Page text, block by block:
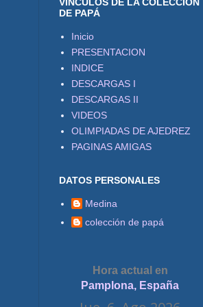
DE PAPÁ
Inicio
PRESENTACION
INDICE
DESCARGAS I
DESCARGAS II
VIDEOS
OLIMPIADAS DE AJEDREZ
PAGINAS AMIGAS
DATOS PERSONALES
Medina
colección de papá
Hora actual en
Pamplona, España